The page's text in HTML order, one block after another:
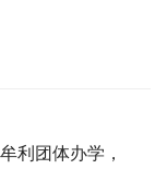
利团体办学，